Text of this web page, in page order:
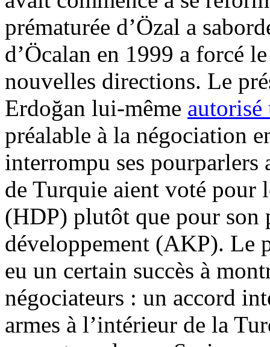
prématurée d’Özal a
d’Öcalan en 1999 a forcé
nouvelles directions. Le
Erdoğan lui-même
préalable à la négociation
interrompu ses pourparlers
de Turquie aient voté pour
(HDP) plutôt que pour son
développement (AKP). Le
eu un certain succès à
négociateurs : un accord
armes à l’intérieur de la